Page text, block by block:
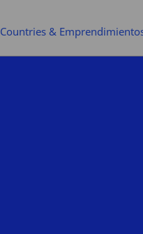
Countries &